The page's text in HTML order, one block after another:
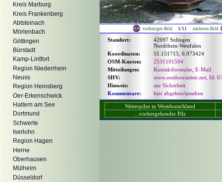
Kreis Marburg
Kreis Frankenberg
Abtsteinach
Mörlenbach
Göttingen
Bürstadt
Kamp-Lintfort
Region Niederrhein
Neuss
Region Heinsberg
Oer-Erkenschwick
Haltern am See
Dortmund
Schwerte
Iserlohn
Region Hagen
Herne
Oberhausen
Mülheim
Düsseldorf
vorheriges Bild 1/11 nächstes Bild
Standort:
42697 Solingen
Nordrhein-Westfalen
Koordinaten:
51.151715, 6.973424
OSM-Knoten:
2531191504
Mitteilungen:
Kontaktformular E-Mail
SHV:
www.outdoorseiten.net, Id:
Hinweis:
zur Sicherheit
Kommentare:
hier abgeben/ansehen
Wetterpilze in Westdeutschland
...vorhergehender Pilz